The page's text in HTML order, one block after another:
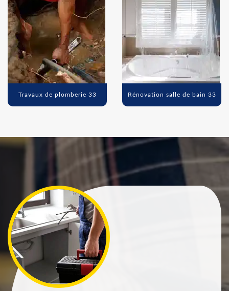
Travaux de plomberie 33 Rénovation salle de bain 33